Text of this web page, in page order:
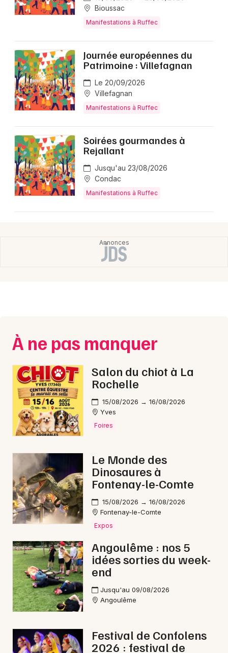
Bioussac
Manifestations à Ruffec
Journée européennes du
Patrimoine : Villefagnan
Le 20/09/2026
Villefagnan
Manifestations à Ruffec
Soirées gourmandes à
Rejallant
Jusqu'au 23/08/2026
Condac
Manifestations à Ruffec
À ne pas manquer
Salon du chiot à La
Rochelle
15/08/2026 → 16/08/2026
Yves
Foires
Le Monde des
Dinosaures à
Fontenay-le-Comte
15/08/2026 → 16/08/2026
Fontenay-le-Comte
Expos
Angoulême : nos 5
idées sorties du week-
end
Jusqu'au 09/08/2026
Angoulême
Festival de Confolens
2026 : festival de